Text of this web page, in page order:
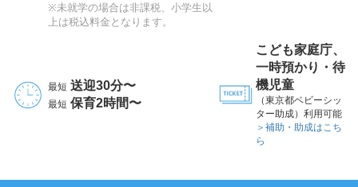
※未就学の場合は非課税、小学生以
上は税込料金となります。
最短 送迎30分〜
最短 保育2時間〜
こども家庭庁、
一時預かり・待
機児童
（東京都ベビーシッ
ター助成）利用可能
＞補助・助成はこち
ら